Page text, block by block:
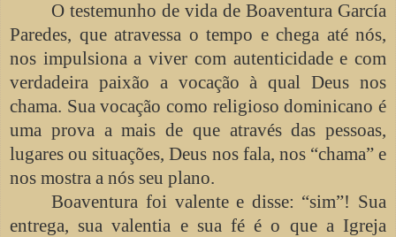
O testemunho de vida de Boaventura García
Paredes, que atravessa o tempo e chega até nós,
nos impulsiona a viver com autenticidade e com
verdadeira paixão a vocação à qual Deus nos
chama. Sua vocação como religioso dominicano é
uma prova a mais de que através das pessoas,
lugares ou situações, Deus nos fala, nos “chama” e
nos mostra a nós seu plano.
Boaventura foi valente e disse: “sim”! Sua
entrega, sua valentia e sua fé é o que a Igreja